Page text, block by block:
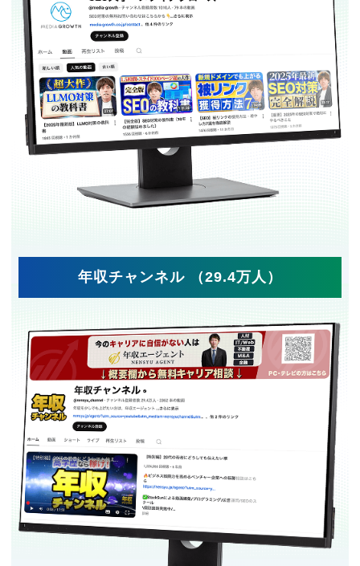
年収チャンネル （29.4万人）